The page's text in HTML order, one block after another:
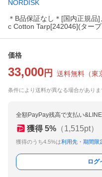
NORDISK
＊B品保証なし＊[国内正規
c Cotton Tarp[242046](ター
価格
33,000 円 送料無料 （東
条件により送料が異なる場合がありま
全額PayPay残高で支払い
獲得 5% （1,515pt）
獲得のうち4.5%は利用先・期間限
ログ